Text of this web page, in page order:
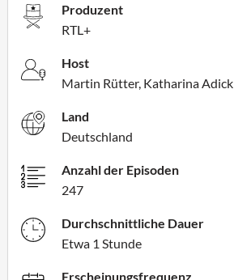
Produzent
RTL+
Host
Martin Rütter, Katharina Adick
Land
Deutschland
Anzahl der Episoden
247
Durchschnittliche Dauer
Etwa 1 Stunde
Erscheinungsfrequenz